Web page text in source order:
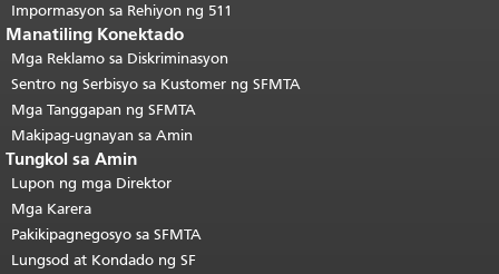
Impormasyon sa Rehiyon ng 511
Manatiling Konektado
Mga Reklamo sa Diskriminasyon
Sentro ng Serbisyo sa Kustomer ng SFMTA
Mga Tanggapan ng SFMTA
Makipag-ugnayan sa Amin
Tungkol sa Amin
Lupon ng mga Direktor
Mga Karera
Pakikipagnegosyo sa SFMTA
Lungsod at Kondado ng SF